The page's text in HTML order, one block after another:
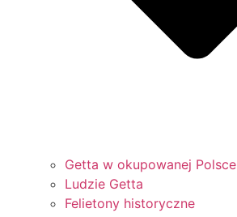
Getta w okupowanej Polsce
Ludzie Getta
Felietony historyczne